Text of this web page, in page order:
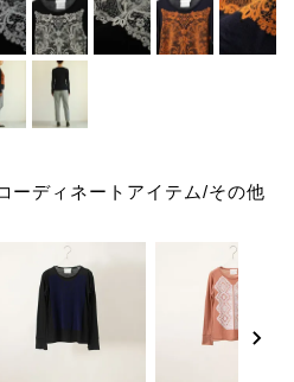
ーディネートアイテム/その他